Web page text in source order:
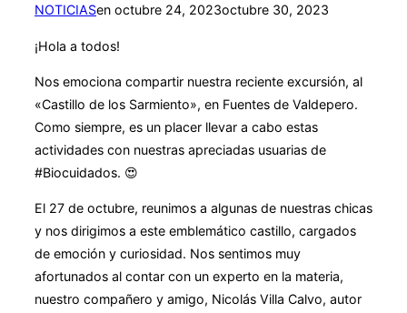
NOTICIASen Publicado
octubre 24, 2023octubre 30, 2023
¡Hola a todos!
Nos emociona compartir nuestra reciente excursión, al
«Castillo de los Sarmiento», en Fuentes de Valdepero.
Como siempre, es un placer llevar a cabo estas
actividades con nuestras apreciadas usuarias de
#Biocuidados. 😍
El 27 de octubre, reunimos a algunas de nuestras chicas
y nos dirigimos a este emblemático castillo, cargados
de emoción y curiosidad. Nos sentimos muy
afortunados al contar con un experto en la materia,
nuestro compañero y amigo, Nicolás Villa Calvo, autor